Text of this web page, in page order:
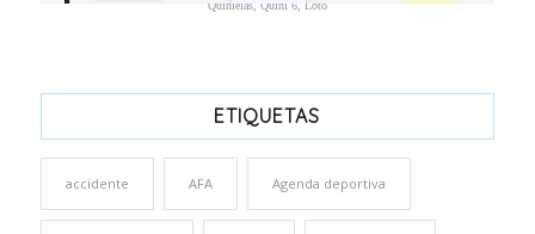
Quinielas, Quini 6, Loto
ETIQUETAS
accidente AFA Agenda deportiva